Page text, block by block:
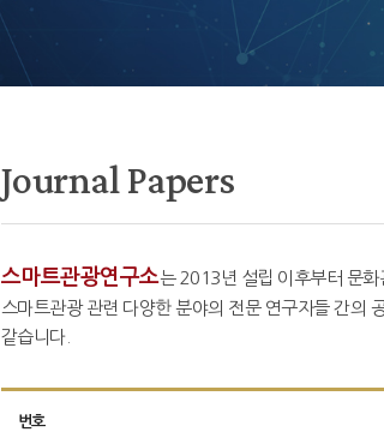
Journal Papers
스마트관광연구소는 2013년 설립 이후부터 문
스마트관광 관련 다양한 분야의 전문 연구자들 간의
같습니다.
번호